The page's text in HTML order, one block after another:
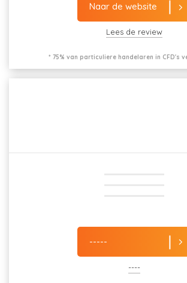
Naar de website
Lees de review
* 75% van particuliere handelaren in CFD's
-----
----